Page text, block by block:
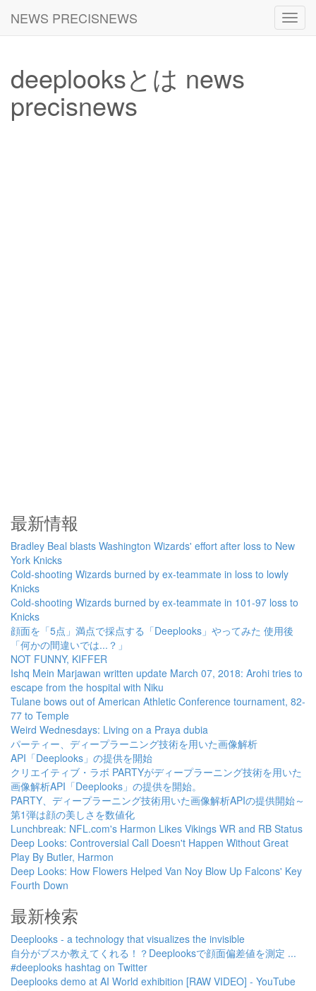
NEWS PRECISNEWS
deeplooksとは news
precisnews
最新情報
Bradley Beal blasts Washington Wizards' effort after loss to New
York Knicks
Cold-shooting Wizards burned by ex-teammate in loss to lowly
Knicks
Cold-shooting Wizards burned by ex-teammate in 101-97 loss to
Knicks
顔面を「5点」満点で採点する「Deeplooks」やってみた 使用後
「何かの間違いでは...？」
NOT FUNNY, KIFFER
Ishq Mein Marjawan written update March 07, 2018: Arohi tries to
escape from the hospital with Niku
Tulane bows out of American Athletic Conference tournament, 82-
77 to Temple
Weird Wednesdays: Living on a Praya dubia
パーティー、ディープラーニング技術を用いた画像解析
API「Deeplooks」の提供を開始
クリエイティブ・ラボ PARTYがディープラーニング技術を用いた
画像解析API「Deeplooks」の提供を開始。
PARTY、ディープラーニング技術用いた画像解析APIの提供開始～
第1弾は顔の美しさを数値化
Lunchbreak: NFL.com's Harmon Likes Vikings WR and RB Status
Deep Looks: Controversial Call Doesn't Happen Without Great
Play By Butler, Harmon
Deep Looks: How Flowers Helped Van Noy Blow Up Falcons' Key
Fourth Down
最新検索
Deeplooks - a technology that visualizes the invisible
自分がブスか教えてくれる！？Deeplooksで顔面偏差値を測定 ...
#deeplooks hashtag on Twitter
Deeplooks demo at AI World exhibition [RAW VIDEO] - YouTube